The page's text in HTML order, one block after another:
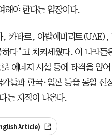
해야 한다는 입장이다.
, 카타르, 아랍에미리트(UAE),
다”고 치켜세웠다. 이 나라들
에너지 시설 등에 타격을 입
들과 한국·일본 등을 동일 선
는 지적이 나온다.
Article)